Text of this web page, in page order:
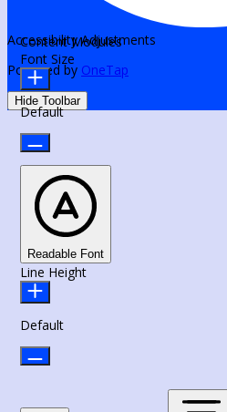
Accessibility Adjustments
Powered by OneTap
Hide Toolbar
Content Modules
Font Size
Default
Readable Font
Line Height
Default